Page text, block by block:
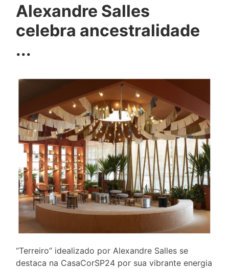
Alexandre Salles
celebra ancestralidade
...
“Terreiro” idealizado por Alexandre Salles se
destaca na CasaCorSP24 por sua vibrante energia